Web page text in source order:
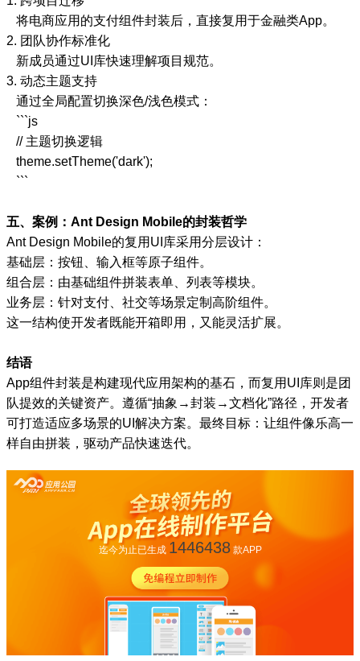
将电商应用的支付组件封装后，直接复用于金融类App。
2. 团队协作标准化
新成员通过UI库快速理解项目规范。
3. 动态主题支持
通过全局配置切换深色/浅色模式：
```js
// 主题切换逻辑
theme.setTheme('dark');
```
五、案例：Ant Design Mobile的封装哲学
Ant Design Mobile的复用UI库采用分层设计：
基础层：按钮、输入框等原子组件。
组合层：由基础组件拼装表单、列表等模块。
业务层：针对支付、社交等场景定制高阶组件。
这一结构使开发者既能开箱即用，又能灵活扩展。
结语
App组件封装是构建现代应用架构的基石，而复用UI库则是团
队提效的关键资产。遵循“抽象→封装→文档化”路径，开发者
可打造适应多场景的UI解决方案。最终目标：让组件像乐高一
样自由拼装，驱动产品快速迭代。
迄今为止已生成 1446438款APP